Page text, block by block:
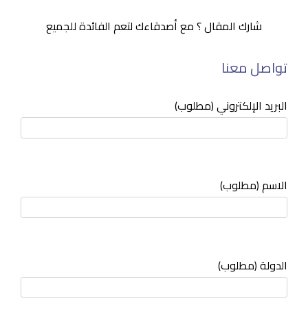
شارك المقال ؟ مع أصدقاءك لتعم الفائدة للجميع
تواصل معنا
البريد الإلكتروني (مطلوب)
الاسم (مطلوب)
الدولة (مطلوب)